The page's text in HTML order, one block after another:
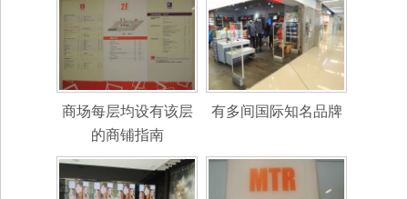
商场每层均设有该层
的商铺指南
有多间国际知名品牌